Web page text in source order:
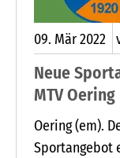
09. Mär2022
Neue
MTV Oering
Oering (em).
Sportangebot